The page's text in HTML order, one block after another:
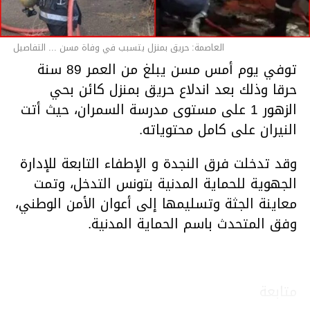
العاصمة: حريق بمنزل يتسبب في وفاة مسن ... التفاصيل
توفي يوم أمس مسن يبلغ من العمر 89 سنة
حرقا وذلك بعد اندلاع حريق بمنزل كائن بحي
الزهور 1 على مستوى مدرسة السمران، حيث أتت
النيران على كامل محتوياته.
وقد تدخلت فرق النجدة و الإطفاء التابعة للإدارة
الجهوية للحماية المدنية بتونس التدخل، وتمت
معاينة الجثة وتسليمها إلى أعوان الأمن الوطني،
وفق المتحدث باسم الحماية المدنية.